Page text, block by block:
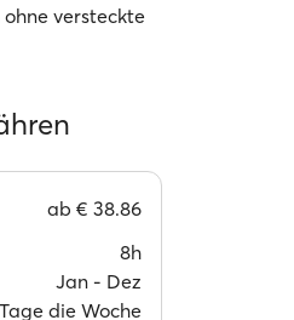
versteckte
ab € 38.86
8h
Jan ‐ Dez
die Woche